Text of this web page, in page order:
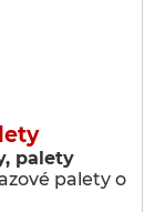
palety
palety o